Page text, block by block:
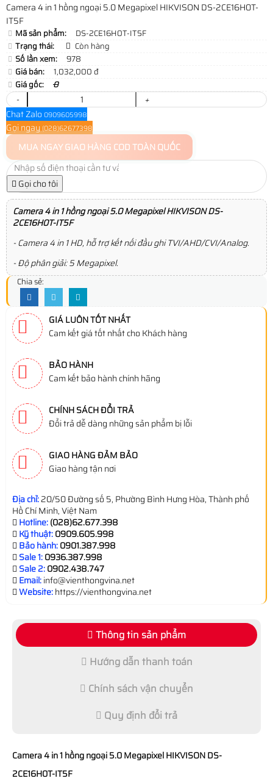
Camera 4 in 1 hồng ngoại 5.0 Megapixel HIKVISON DS-2CE16H0T-
IT5F
Mã sản phẩm:
DS-2CE16H0T-IT5F
Trạng thái:
Còn hàng
Số lần xem:
978
Giá bán:
1,032,000 đ
Giá gốc:
0
-
+
Chat Zalo 0909605998
Gọi ngay(028)62677398
MUA NGAYGIAO HÀNG COD TOÀN QUỐC
Gọi cho tôi
Camera 4 in 1 hồng ngoại 5.0 Megapixel HIKVISON DS-
2CE16H0T-IT5F
- Camera 4 in 1 HD, hỗ trợ kết nối đầu ghi TVI/AHD/CVI/Analog.
- Độ phân giải: 5 Megapixel.
Chia sẻ:
GIÁ LUÔN TỐT NHẤT
Cam kết giá tốt nhất cho Khách hàng
BẢO HÀNH
Cam kết bảo hành chính hãng
CHÍNH SÁCH ĐỔI TRẢ
Đổi trả dễ dàng những sản phẩm bị lỗi
GIAO HÀNG ĐẢM BẢO
Giao hàng tận nơi
Địa chỉ:20/50 Đường số 5, Phường Bình Hưng Hòa, Thành phố
Hồ Chí Minh, Việt Nam
Hotline:(028)62.677.398
Kỹ thuật:0909.605.998
Bảo hành:0901.387.998
Sale 1:0936.387.998
Sale 2:0902.438.747
Email:info@vienthongvina.net
Website:https://vienthongvina.net
Thông tin sản phẩm
Hướng dẫn thanh toán
Chính sách vận chuyển
Quy định đổi trả
Camera 4 in 1 hồng ngoại 5.0 Megapixel HIKVISON DS-
2CE16H0T-IT5F